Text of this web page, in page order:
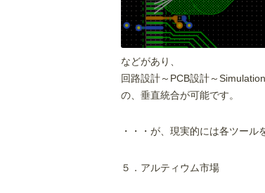
などがあり、
回路設計～PCB設計～
の、垂直統合が可能です。
・・・が、現実的には各ツール
５．アルティウム市場